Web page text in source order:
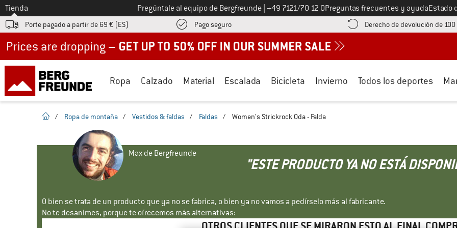
A la
Tienda Pregúntale al equipo de Bergfreunde Llámenos al
+49 7121/70 12 0Preguntas frecuentes y ayudaEstado
Porte pagado a partir de 69 € (ES) Pago seguro¡encuentre información sobre el pago aquí! Se abre en una ventana de
Derecho de devolución de
Ropa Calzado Material Escalada Bicicleta Invierno Todos los deportes
la pagina de inicio
/ Ropa de montaña / Vestidos & faldas / Faldas / Women's Strickrock Oda - Falda
Max de Bergfreunde
"ESTE PRODUCTO YA NO ESTÁ
O bien se trata de un producto que ya no se fabrica, o bien ya no vamos a pedírselo más al fabricante.
No te desanimes, porque te ofrecemos más alternativas: